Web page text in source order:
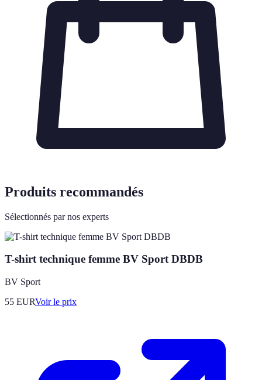
Produits recommandés
Sélectionnés par nos experts
T-shirt technique femme BV Sport DBDB
BV Sport
55 EURVoir le prix